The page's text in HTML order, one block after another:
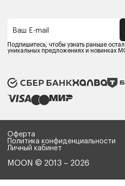
Компания MOON
Оферта
Политика конфиденциальности
Карьера в MOON
Ваш E-mail
Подпишитесь, чтобы узнать раньше
уникальных предложениях и новинках
MOON © 2013 – 2026
Оферта
Политика конфиденциальности
Личный кабинет